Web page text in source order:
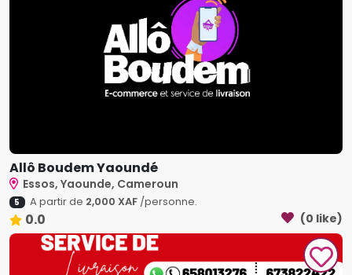
Allô Boudem Yaoundé
Essos, Yaounde, Cameroun
5 A partir de 2,000 XAF/personne.
0.0 (0 like)